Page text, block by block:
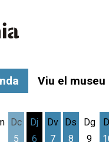
Viu el museu
Dc
5
Dj
6
Dv
7
Ds
8
Dg
9
Dl